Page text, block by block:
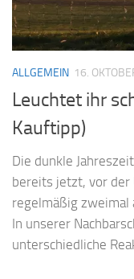
ALLGEMEIN 16.
Leuchtet ihr
Kauftipp)
Die dunkle
bereits jetzt, vor
regelmäßig zweimal
In unserer
unterschiedliche